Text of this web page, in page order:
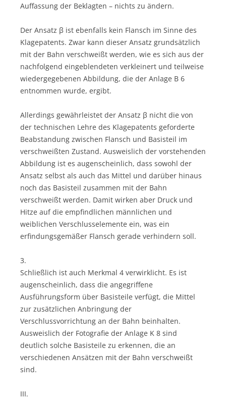
Auffassung der Beklagten – nichts zu ändern.
Der Ansatz β ist ebenfalls kein Flansch im Sinne des
Klagepatents. Zwar kann dieser Ansatz grundsätzlich
mit der Bahn verschweißt werden, wie es sich aus der
nachfolgend eingeblendeten verkleinert und teilweise
wiedergegebenen Abbildung, die der Anlage B 6
entnommen wurde, ergibt.
Allerdings gewährleistet der Ansatz β nicht die von
der technischen Lehre des Klagepatents geforderte
Beabstandung zwischen Flansch und Basisteil im
verschweißten Zustand. Ausweislich der vorstehenden
Abbildung ist es augenscheinlich, dass sowohl der
Ansatz selbst als auch das Mittel und darüber hinaus
noch das Basisteil zusammen mit der Bahn
verschweißt werden. Damit wirken aber Druck und
Hitze auf die empfindlichen männlichen und
weiblichen Verschlusselemente ein, was ein
erfindungsgemäßer Flansch gerade verhindern soll.
3.
Schließlich ist auch Merkmal 4 verwirklicht. Es ist
augenscheinlich, dass die angegriffene
Ausführungsform über Basisteile verfügt, die Mittel
zur zusätzlichen Anbringung der
Verschlussvorrichtung an der Bahn beinhalten.
Ausweislich der Fotografie der Anlage K 8 sind
deutlich solche Basisteile zu erkennen, die an
verschiedenen Ansätzen mit der Bahn verschweißt
sind.
III.